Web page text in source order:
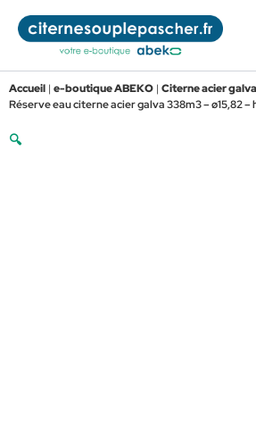
contenu
Accueil | e-boutique ABEKO | Citerne acier
Réserve eau citerne acier galva 338m3 – ø15,82 –
🔍